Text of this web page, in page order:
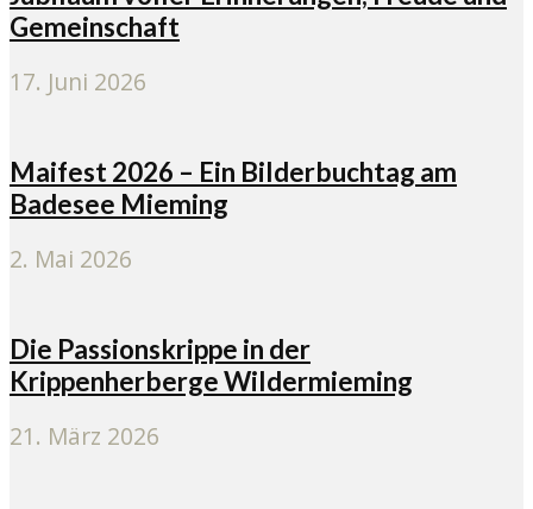
Gemeinschaft
17. Juni 2026
Maifest 2026 – Ein Bilderbuchtag am
Badesee Mieming
2. Mai 2026
Die Passionskrippe in der
Krippenherberge Wildermieming
21. März 2026